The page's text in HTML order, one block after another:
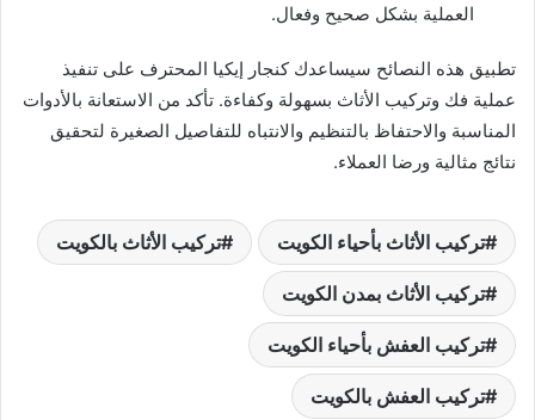
العملية بشكل صحيح وفعال.
تطبيق هذه النصائح سيساعدك كنجار إيكيا المحترف على تنفيذ
عملية فك وتركيب الأثاث بسهولة وكفاءة. تأكد من الاستعانة بالأدوات
المناسبة والاحتفاظ بالتنظيم والانتباه للتفاصيل الصغيرة لتحقيق
نتائج مثالية ورضا العملاء.
تركيب الأثاث بأحياء الكويت تركيب الأثاث بالكويت
تركيب الأثاث بمدن الكويت
تركيب العفش بأحياء الكويت
تركيب العفش بالكويت